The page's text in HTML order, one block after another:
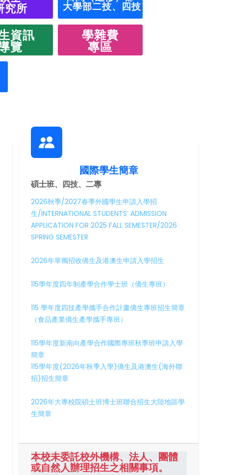
究所
大學部二技、四技
資訊
覽
學雜費
專區
國際學生簡章
碩士班、四技、二專
2026秋季/2027春季外國學生申請入學招
生/INTERNATIONAL STUDENTS’ ADMISSION
APPLICATION FOR 2025 FALL SEMESTER/2026
SPRING SEMESTER
2026年單獨招收僑生及港澳生申請入學招生
115學年度四年制產學合作學士班（僑生專班）
115 學年度四技產學攜手合作計畫僑生專班招生簡章
（食品產業僑生產學攜手專班）
115學年度新南向產學合作國際專班秋季班申請入學
簡章
115學年度(2026年秋季入學)僑生及港澳生(海外聯
招)招生簡章
2026年大專校院碩士班博士班聯合招生大陸地區學
生簡章
本校未委託校外機構、法人、團體
或自然人辦理招生之相關事項。